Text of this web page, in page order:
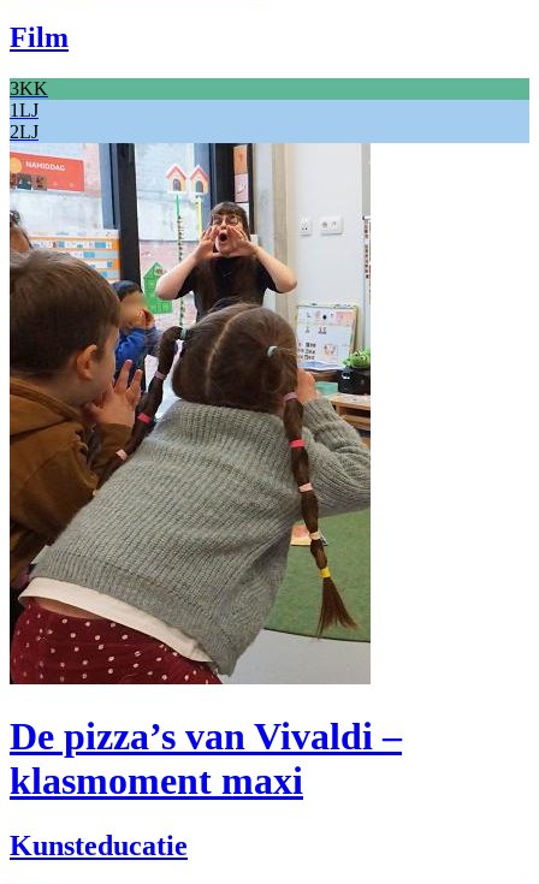
Film
3KK
1LJ
2LJ
De pizza’s van Vivaldi –
klasmoment maxi
Kunsteducatie